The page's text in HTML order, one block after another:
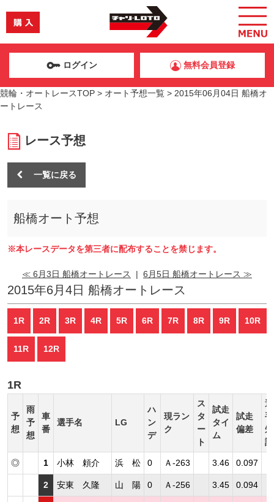
ログイン 無料会員登録
競輪・オートレースTOP > オート予想一覧 > 2015年06月04日 船橋オ
ートレース
レース予想
一覧に戻る
船橋オート予想
※本レースデータを第三者に配布することを禁じます。
≪ 6月3日 船橋オートレース | 6月5日 船橋オートレース ≫
2015年6月4日 船橋オートレース
1R 2R 3R 4R 5R 6R 7R 8R 9R 10R
11R 12R
1R
予
想
雨
予
想
車
番
選手名 LG
ハ
ン
デ
現ラン
ク
ス
タ
ー
ト
試走
タイ
ム
試走
偏差
選
手
短
評
◎ 1 小林 頼介 浜 松 0 Ａ-263 3.46 0.097
2 安東 久隆 山 陽 0 Ａ-256 3.45 0.094